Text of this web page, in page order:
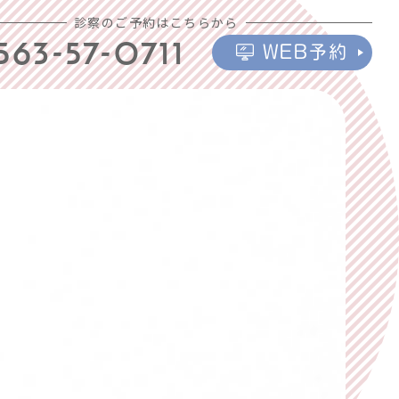
診察のご予約はこちらから
57-0711 WEB予約